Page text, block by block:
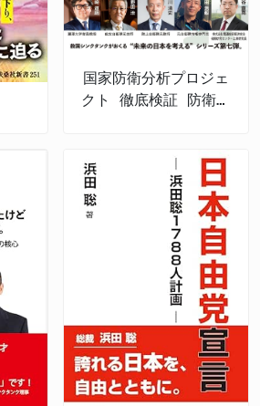
国家防衛分析プロジェ
クト 徹底検証 防衛力